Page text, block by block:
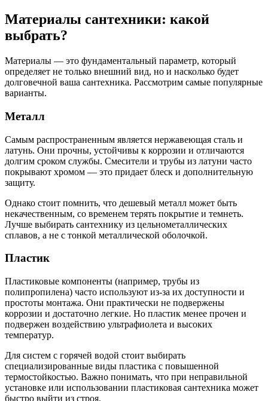
Материалы сантехники: какой
выбрать?
Материалы — это фундаментальный параметр, который
определяет не только внешний вид, но и насколько будет
долговечной ваша сантехника. Рассмотрим самые популярные
варианты.
Металл
Самым распространенным является нержавеющая сталь и
латунь. Они прочны, устойчивы к коррозии и отличаются
долгим сроком службы. Смесители и трубы из латуни часто
покрывают хромом — это придает блеск и дополнительную
защиту.
Однако стоит помнить, что дешевый металл может быть
некачественным, со временем терять покрытие и темнеть.
Лучше выбирать сантехнику из цельнометаллических
сплавов, а не с тонкой металлической оболочкой.
Пластик
Пластиковые компоненты (например, трубы из
полипропилена) часто используют из-за их доступности и
простоты монтажа. Они практически не подвержены
коррозии и достаточно легкие. Но пластик менее прочен и
подвержен воздействию ультрафиолета и высоких
температур.
Для систем с горячей водой стоит выбирать
специализированные виды пластика с повышенной
термостойкостью. Важно понимать, что при неправильной
установке или использовании пластиковая сантехника может
быстро выйти из строя.